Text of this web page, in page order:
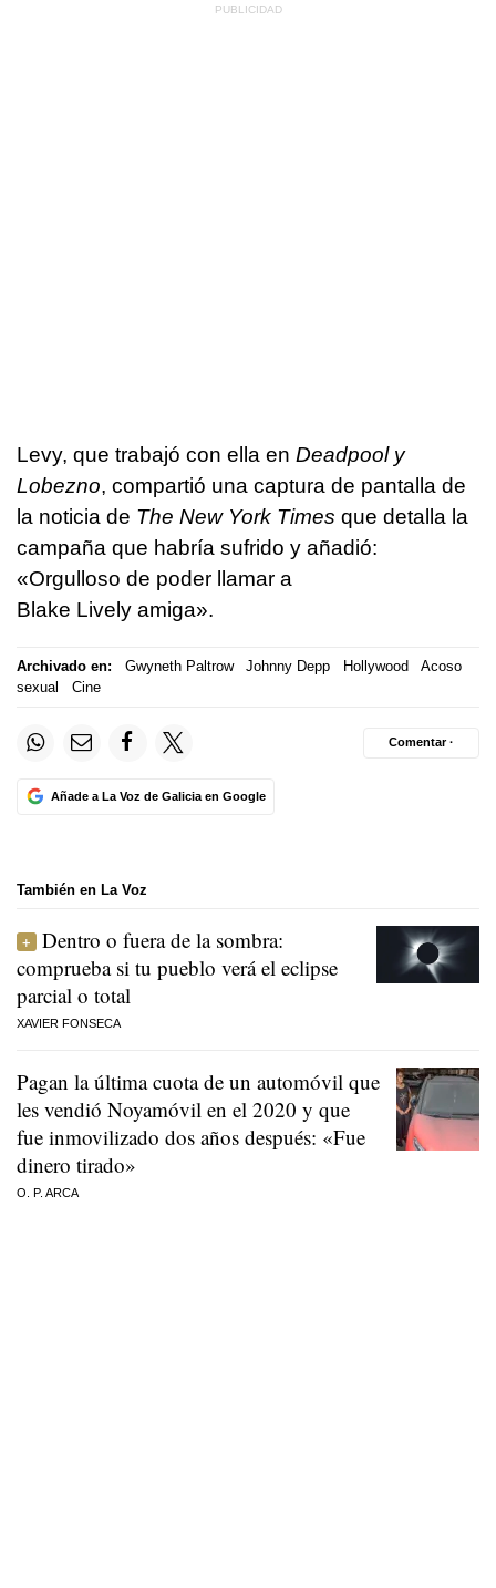
Levy, que trabajó con ella en Deadpool y
Lobezno, compartió una captura de pantalla de
la noticia de The New York Times que detalla la
campaña que habría sufrido y añadió:
«Orgulloso de poder llamar a
Blake Lively amiga».
Archivado en: Gwyneth Paltrow Johnny Depp Hollywood
Acoso
sexual
Cine
Añade a La Voz de Galicia en Google
Comentar ·
También en La Voz
Dentro o fuera de la sombra:
comprueba si tu pueblo verá el eclipse
parcial o total
XAVIER FONSECA
Pagan la última cuota de un automóvil que
les vendió Noyamóvil en el 2020 y que
fue inmovilizado dos años después: «Fue
dinero tirado»
O. P. ARCA